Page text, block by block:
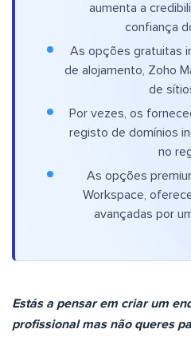
aumenta a
confiança
As opções gratuitas
de alojamento, Zoho
de
Por vezes, os
registo de domínios
no
As opções
Workspace,
avançadas por
Estás a pensar em criar um
profissional mas não queres